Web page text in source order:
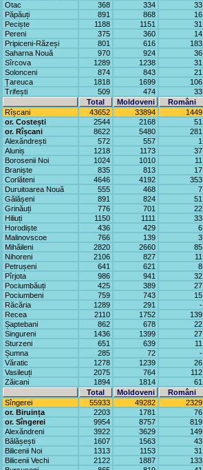
Otac
368 334 33
Păpăuți
891 868 16
Peciște
1188 1151 31
Pereni
375 360 14
Pripiceni-Răzeși
801 616 183
Saharna Nouă
970 924 36
Sîrcova
1289 1238 31
Solonceni
874 843 21
Țareuca
1818 1699 106
Trifești
509 474 33
Total
Moldoveni Români
Rîșcani
43652 33894 1449
or. Costești
2544 2168 51
or. Rîșcani
8622 5480 281
Alexăndrești
572 557 1
Aluniș
1218 1173 37
Borosenii Noi
1024 1010 11
Braniște
835 813 17
Corlăteni
4646 4192 353
Duruitoarea Nouă
555 468 7
Gălășeni
891 824 51
Grinăuți
776 701 22
Hiliuți
1150 1111 33
Horodiște
436 429 6
Malinovscoe
766 139 3
Mihăileni
2820 2660 85
Nihoreni
2106 827 11
Petrușeni
641 621 8
Pîrjota
986 941 32
Pociumbăuți
425 389 27
Pociumbeni
759 743 15
Răcăria
1289 291 -
Recea
2110 1752 139
Șaptebani
862 678 22
Singureni
1436 1399 27
Sturzeni
651 639 11
Șumna
285 72 -
Văratic
1278 1239 26
Vasileuți
2075 764 112
Zăicani
1894 1814 61
Total
Moldoveni Români
Sîngerei
55933 49282 2329
or. Biruința
2203 1781 76
or. Sîngerei
9954 8757 819
Alexăndreni
3922 3629 149
Bălășești
1607 1563 43
Bilicenii Noi
1313 1153 31
Bilicenii Vechi
2122 1887 133